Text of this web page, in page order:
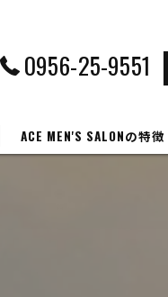
0956-25-9551
ACE MEN'S SALONの特徴